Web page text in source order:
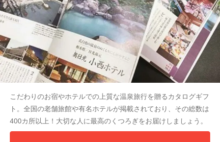
こだわりのお宿やホテルでの上質な温泉旅行を贈るカタログギフ
ト。全国の老舗旅館や有名ホテルが掲載されており、その総数は
400カ所以上！大切な人に最高のくつろぎをお届けしましょう。